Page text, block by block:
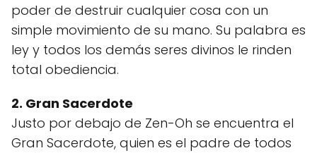
poder de destruir cualquier cosa con un
simple movimiento de su mano. Su palabra es
ley y todos los demás seres divinos le rinden
total obediencia.
2. Gran Sacerdote
Justo por debajo de Zen-Oh se encuentra el
Gran Sacerdote, quien es el padre de todos